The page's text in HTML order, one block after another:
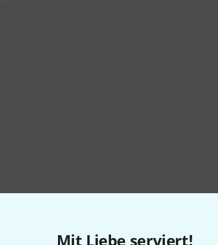
Mit Liebe serviert!